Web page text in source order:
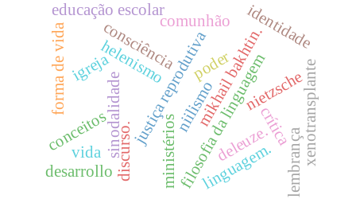
justiça reprodutiva
discurso.
sinodalidade ministérios
conceitos filosofia da linguagem
mikhail bakhtin.
helenismo
vida
nietzsche
comunhão
niilismo
deleuze.
consciência
crítica
linguagem.
educação escolar
igreja xenotransplante
lembrança
forma de vida identidade
poder
desarrollo